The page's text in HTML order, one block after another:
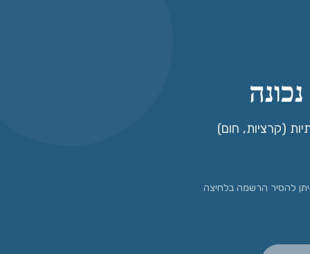
(קרציות, חום)
להסיר הרשמה בלחיצה